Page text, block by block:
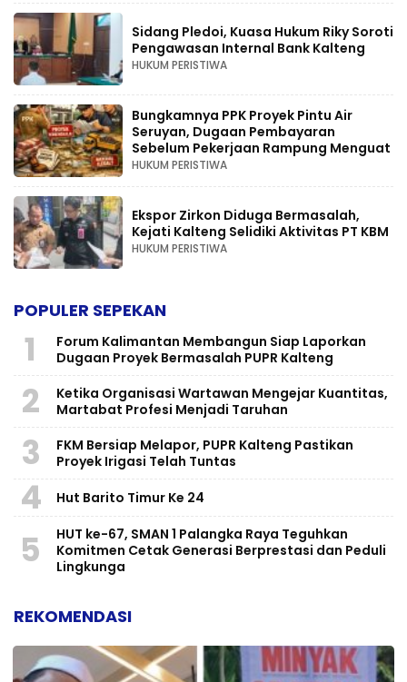
Sidang Pledoi, Kuasa Hukum Riky Soroti
Pengawasan Internal Bank Kalteng
HUKUM PERISTIWA
Bungkamnya PPK Proyek Pintu Air
Seruyan, Dugaan Pembayaran
Sebelum Pekerjaan Rampung Menguat
HUKUM PERISTIWA
Ekspor Zirkon Diduga Bermasalah,
Kejati Kalteng Selidiki Aktivitas PT KBM
HUKUM PERISTIWA
POPULER SEPEKAN
1
Forum Kalimantan Membangun Siap Laporkan
Dugaan Proyek Bermasalah PUPR Kalteng
2
Ketika Organisasi Wartawan Mengejar Kuantitas,
Martabat Profesi Menjadi Taruhan
3
FKM Bersiap Melapor, PUPR Kalteng Pastikan
Proyek Irigasi Telah Tuntas
4 Hut Barito Timur Ke 24
5
HUT ke-67, SMAN 1 Palangka Raya Teguhkan
Komitmen Cetak Generasi Berprestasi dan Peduli
Lingkunga
REKOMENDASI